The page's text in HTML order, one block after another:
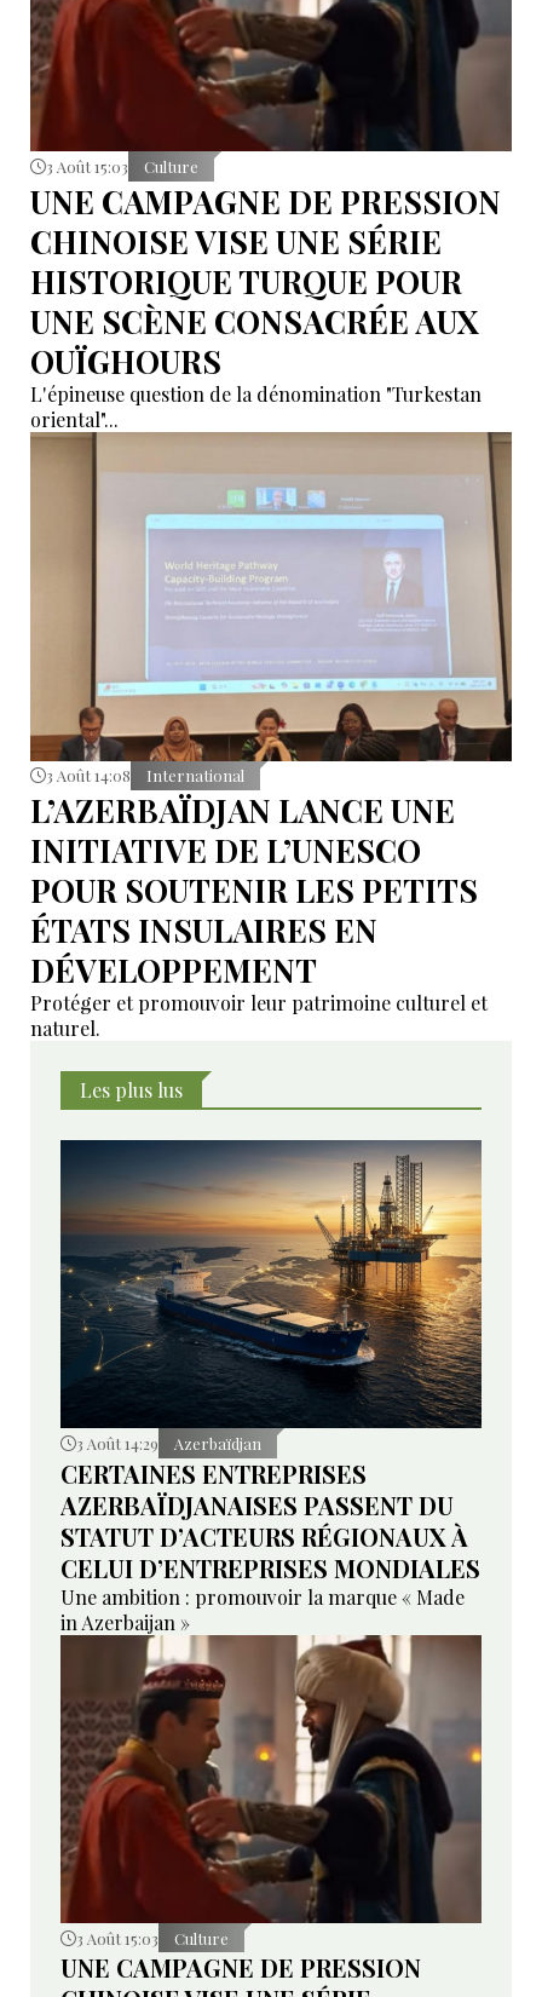
3 Août 15:03 Culture
UNE CAMPAGNE DE PRESSION
CHINOISE VISE UNE SÉRIE
HISTORIQUE TURQUE POUR
UNE SCÈNE CONSACRÉE AUX
OUÏGHOURS
L'épineuse question de la dénomination "Turkestan
oriental"...
3 Août 14:08 International
L’AZERBAÏDJAN LANCE UNE
INITIATIVE DE L’UNESCO
POUR SOUTENIR LES PETITS
ÉTATS INSULAIRES EN
DÉVELOPPEMENT
Protéger et promouvoir leur patrimoine culturel et
naturel.
Les plus lus
3 Août 14:29 Azerbaïdjan
CERTAINES ENTREPRISES
AZERBAÏDJANAISES PASSENT DU
STATUT D’ACTEURS RÉGIONAUX À
CELUI D’ENTREPRISES MONDIALES
Une ambition : promouvoir la marque « Made
in Azerbaijan »
3 Août 15:03 Culture
UNE CAMPAGNE DE PRESSION